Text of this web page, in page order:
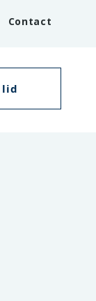
Contact
lid